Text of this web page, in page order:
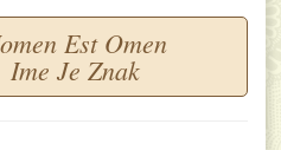
Est Omen
Ime Je Znak